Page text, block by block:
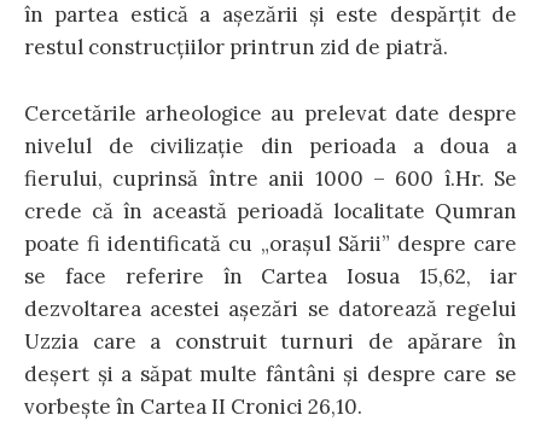
în partea estică a aşezării şi este despărţit de
restul construcţiilor printrun zid de piatră.
Cercetările arheologice au prelevat date despre
nivelul de civilizaţie din perioada a doua a
fierului, cuprinsă între anii 1000 – 600 î.Hr. Se
crede că în această perioadă localitate Qumran
poate fi identificată cu „oraşul Sării” despre care
se face referire în Cartea Iosua 15,62, iar
dezvoltarea acestei aşezări se datorează regelui
Uzzia care a construit turnuri de apărare în
deşert şi a săpat multe fântâni şi despre care se
vorbeşte în Cartea II Cronici 26,10.